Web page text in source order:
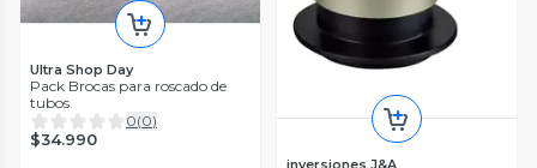
Ultra Shop Day
Pack Brocas para roscado de
tubos
0(0)
$34.990
inversiones J&A